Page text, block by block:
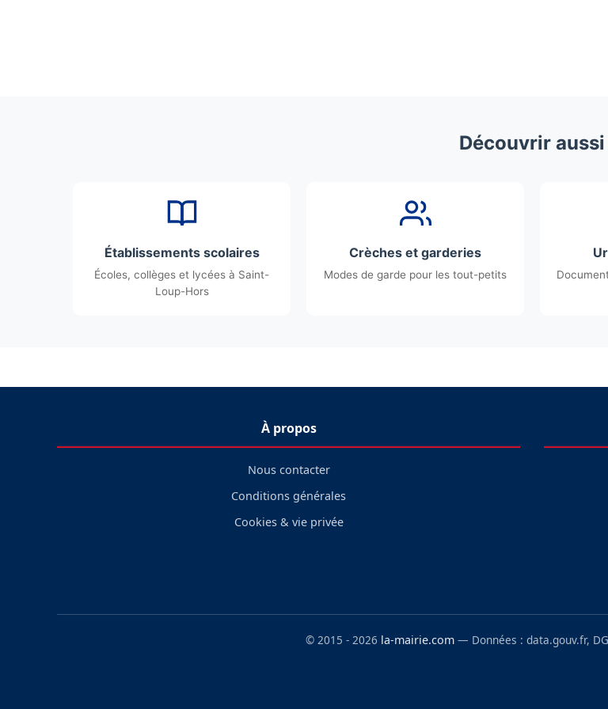
Découvrir aussi
Établissements scolaires
Écoles, collèges et lycées à Saint-
Loup-Hors
Crèches et garderies
Modes de garde pour les tout-petits
À propos
Nous contacter
Conditions générales
Cookies & vie privée
© 2015 - 2026 la-mairie.com — Données : data.gouv.fr,